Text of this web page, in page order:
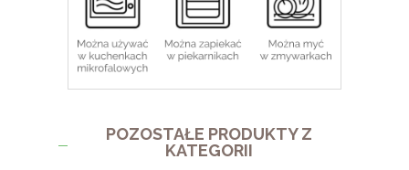
POZOSTAŁE PRODUKTY Z
KATEGORII